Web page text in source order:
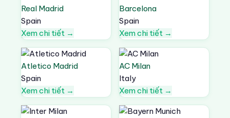
Real Madrid
Spain
Xem chi tiết →
Barcelona
Spain
Xem chi tiết →
Atletico Madrid
Spain
Xem chi tiết →
AC Milan
Italy
Xem chi tiết →